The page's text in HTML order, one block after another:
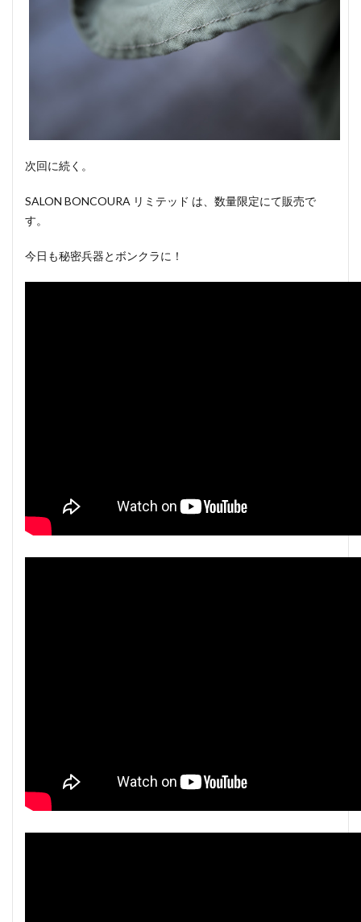
次回に続く。
SALON BONCOURA リミテッド は、数量限定にて販売で
す。
今日も秘密兵器とボンクラに！